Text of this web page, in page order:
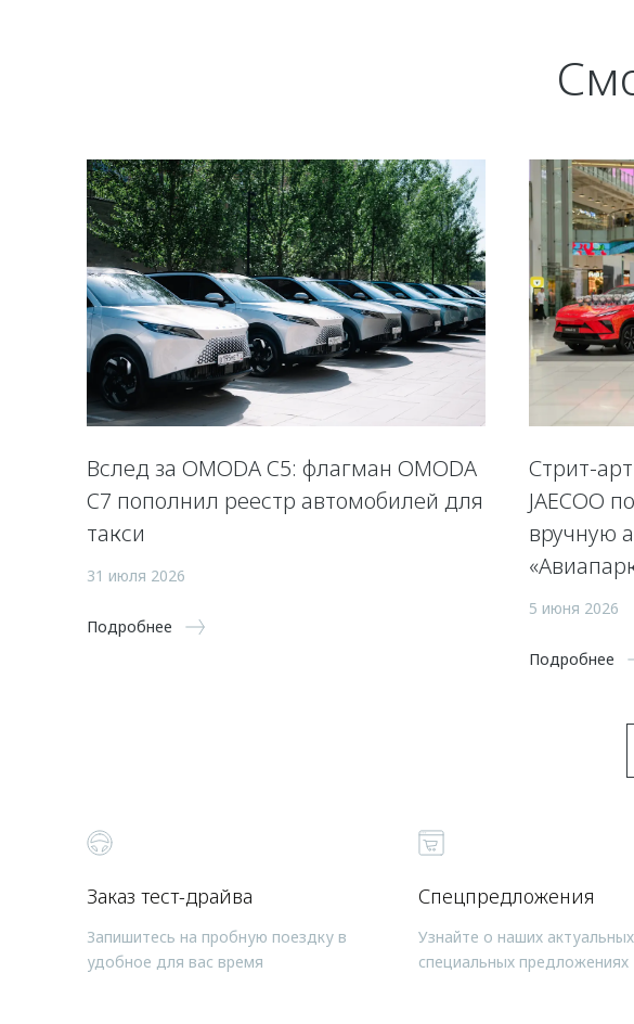
Вслед за OMODA C5: флагман OMODA
C7 пополнил реестр автомобилей для
такси
31 июля 2026
Подробнее
Стрит-
JAECOO
вручную
5 июня 2026
Подробнее
Заказ тест-драйва
Запишитесь на пробную поездку в
удобное для вас время
Спецпредложения
Узнайте о наших
специальных предложениях